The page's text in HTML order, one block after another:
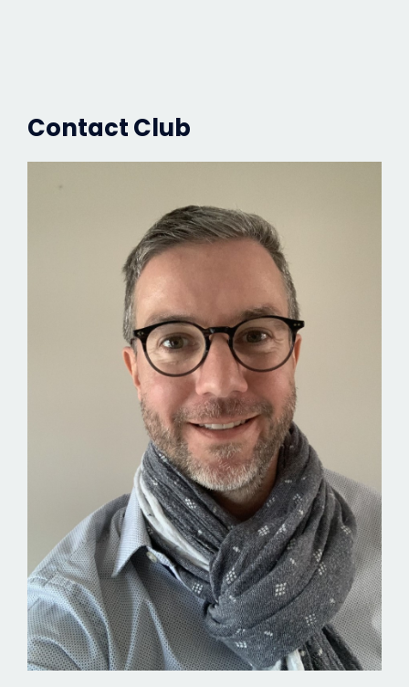
Contact Club